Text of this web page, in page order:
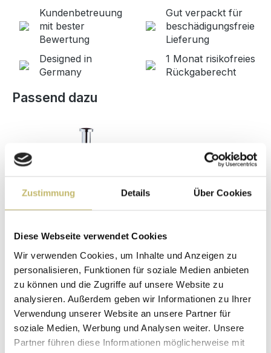
Zustimmung Details Über Cookies
Diese Webseite verwendet Cookies
Wir verwenden Cookies, um Inhalte und Anzeigen zu
personalisieren, Funktionen für soziale Medien anbieten
zu können und die Zugriffe auf unsere Website zu
analysieren. Außerdem geben wir Informationen zu Ihrer
Verwendung unserer Website an unsere Partner für
soziale Medien, Werbung und Analysen weiter. Unsere
Partner führen diese Informationen möglicherweise mit
Kundenbetreuung
mit bester
Bewertung
Gut verpackt für
beschädigungsfreie
Lieferung
Designed in
Germany
1 Monat risikofreies
Rückgaberecht
Produktgalerie überspringen
Passend dazu
Waschtisch-Anschluss Spar-Set
Sofort lieferbar 10.08-12.08.
64,90 €*
In den Warenkorb